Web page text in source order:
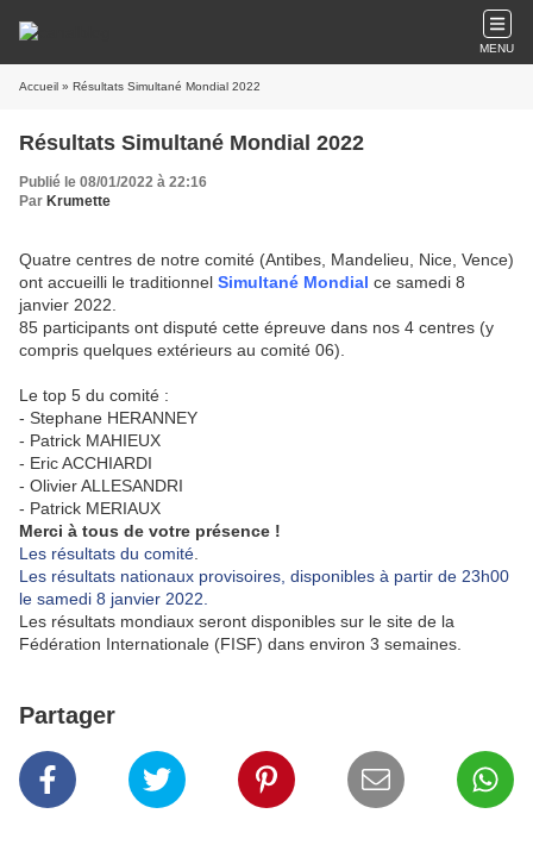
MENU
Accueil » Résultats Simultané Mondial 2022
Résultats Simultané Mondial 2022
Publié le 08/01/2022 à 22:16
Par Krumette
Quatre centres de notre comité (Antibes, Mandelieu, Nice, Vence)
ont accueilli le traditionnel Simultané Mondial ce samedi 8
janvier 2022.
85 participants ont disputé cette épreuve dans nos 4 centres (y
compris quelques extérieurs au comité 06).
Le top 5 du comité :
- Stephane HERANNEY
- Patrick MAHIEUX
- Eric ACCHIARDI
- Olivier ALLESANDRI
- Patrick MERIAUX
Merci à tous de votre présence !
Les résultats du comité
Les résultats nationaux provisoires, disponibles à partir de 23h00
le samedi 8 janvier 2022.
Les résultats mondiaux seront disponibles sur le site de la
Fédération Internationale (FISF) dans environ 3 semaines.
Partager